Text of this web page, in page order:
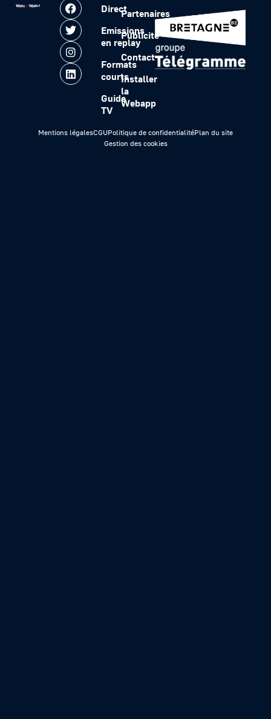
Direct
Emissions
en replay
Formats
courts
Guide
TV
Partenaires
Publicité
Contact
Installer
la
Webapp
Mentions légalesCGUPolitique de confidentialitéPlan du site
Gestion des cookies